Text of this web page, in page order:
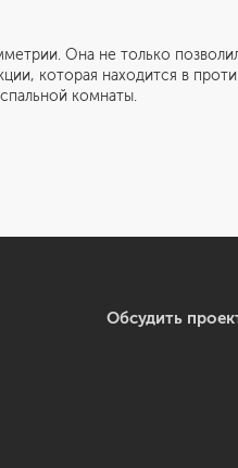
Она не только
которая находится в
комнаты.
Обсудить